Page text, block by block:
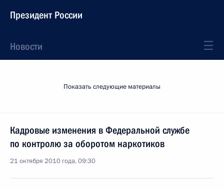
Президент России
Новости
Показать следующие материалы
Кадровые изменения в Федеральной службе
по контролю за оборотом наркотиков
21 октября 2010 года, 09:30